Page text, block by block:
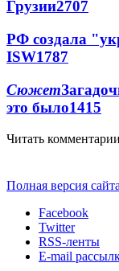
Грузии2707
РФ создала
ISW1787
Сюжет
это было1415
Читать комментарии
Полная версия сайта
Facebook
Twitter
RSS-ленты
E-mail